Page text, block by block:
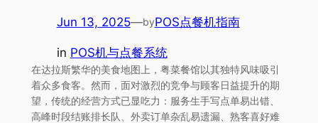
Jun 13, 2025—byPOS点餐机指南
in POS机与点餐系统
在达拉斯繁华的美食地图上，粤菜餐馆以其独特风味吸引
着众多食客。然而，面对激烈的竞争与顾客日益提升的期
望，传统的经营方式已显吃力：服务生手写点单易出错、
高峰时段结账排长队、外卖订单杂乱易遗漏、熟客喜好难